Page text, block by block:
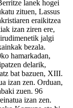
lanek hogei
zituen, Lassus
eraikitzea
izan ziren ere,
jalgi
bezala.
hamarkadan,
delarik,
bat bazuen, XIII.
izan zen. Orduan,
zuen. 96
izan zen.